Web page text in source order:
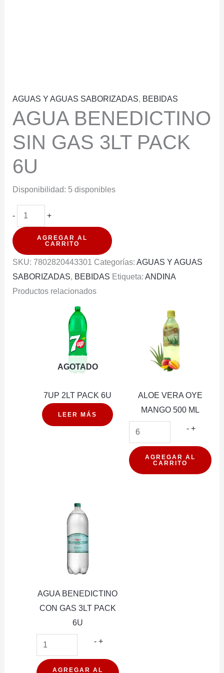
AGUAS Y AGUAS SABORIZADAS, BEBIDAS
AGUA BENEDICTINO
SIN GAS 3LT PACK
6U
Disponibilidad: 5 disponibles
-
AGUA
BENEDICTINO
GAS
+
AGREGAR AL
CARRITO
SKU: 7802820443301 Categorías: AGUAS Y AGUAS
SABORIZADAS, BEBIDAS Etiqueta: ANDINA
Productos relacionados
AGOTADO
7UP 2LT PACK 6U
LEER MÁS
ALOE VERA OYE
MANGO 500 ML
- ALOE
OYE
MANGO
+
AGREGAR AL
CARRITO
AGUA BENEDICTINO
CON GAS 3LT PACK
6U
- AGUA
CON
+
AGREGAR AL